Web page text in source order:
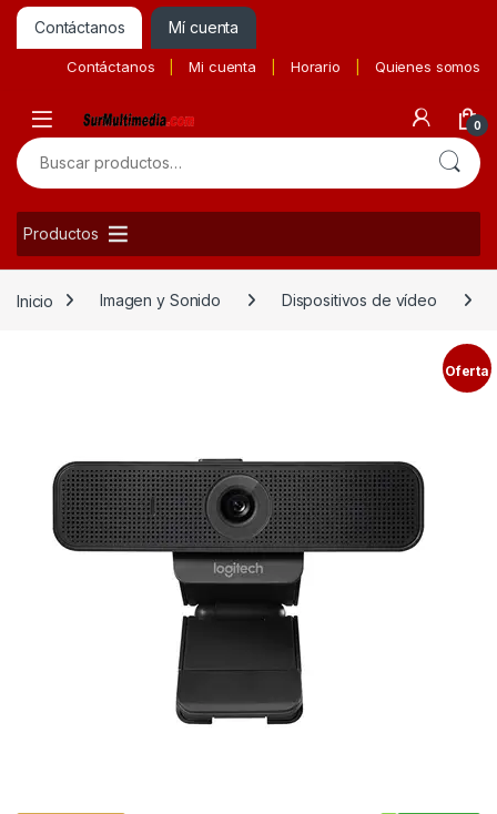
Contáctanos Mí cuenta
Contáctanos Mi cuenta Horario Quienes somos
0
Buscar por:
Productos
Inicio Imagen y Sonido Dispositivos de vídeo
Oferta